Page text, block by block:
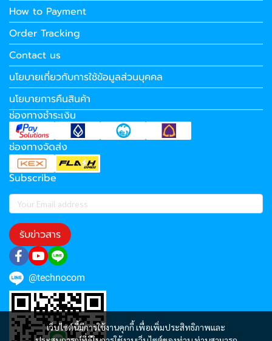
เว็บไซต์นี้มีการใช้งานคุกกี้ เพื่อเพิ่มประสิทธิภาพและ
How to Payment
Order Tracking
Contact us
นโยบายเกี่ยวกับการใช้ข้อมูลส่วนบุคคล
นโยบายการคืนสินค้า
ช่องทางชำระเงิน
ช่องทางจัดส่ง
Subscribe
รับข่าวสาร
@technocom